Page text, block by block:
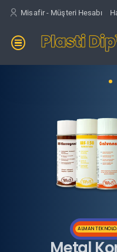
Plasti
Dip
Tr
Misafir - Müşteri Hesabı
KAMPANYA!!!